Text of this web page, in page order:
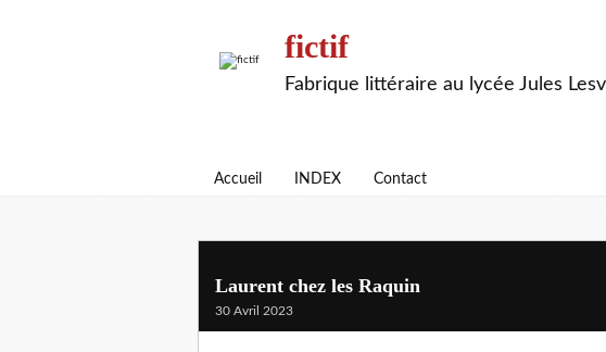
fictif
Fabrique littéraire au lycée Jules
Accueil INDEX Contact
Laurent chez les Raquin
30 Avril 2023